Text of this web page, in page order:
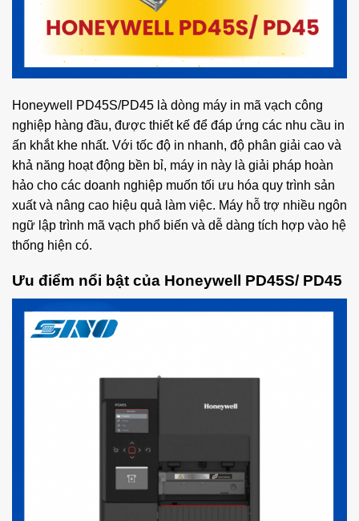
Honeywell PD45S/PD45 là dòng máy in mã vạch công
nghiệp hàng đầu, được thiết kế để đáp ứng các nhu cầu in
ấn khắt khe nhất. Với tốc độ in nhanh, độ phân giải cao và
khả năng hoạt động bền bỉ, máy in này là giải pháp hoàn
hảo cho các doanh nghiệp muốn tối ưu hóa quy trình sản
xuất và nâng cao hiệu quả làm việc. Máy hỗ trợ nhiều ngôn
ngữ lập trình mã vạch phổ biến và dễ dàng tích hợp vào hệ
thống hiện có.
Ưu điểm nổi bật của Honeywell PD45S/ PD45